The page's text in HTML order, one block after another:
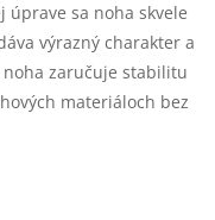
úprave sa noha skvele
výrazný charakter a
zaručuje stabilitu
materiáloch bez